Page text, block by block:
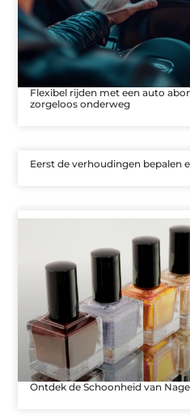
Flexibel rijden met een auto
zorgeloos onderweg
Eerst de verhoudingen bepalen
Ontdek de Schoonheid van